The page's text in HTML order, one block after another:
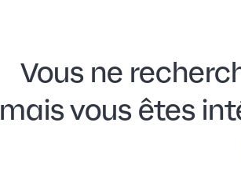
Vous ne
mais vous êtes